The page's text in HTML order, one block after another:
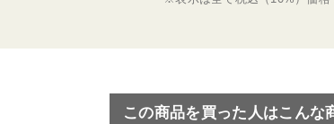
この商品を買った人はこんな